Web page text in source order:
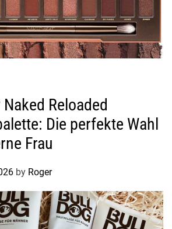
z
e
i
Reloaded
Die perfekte Wahl
Frau
by Roger